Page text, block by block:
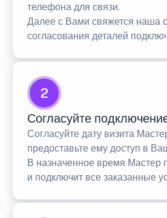
телефона для связи.
Далее с Вами свяжется наша
согласования деталей
2
Согласуйте
Согласуйте дату визита
предоставьте ему доступ в
В назначенное время Мастер
и подключит все заказанные